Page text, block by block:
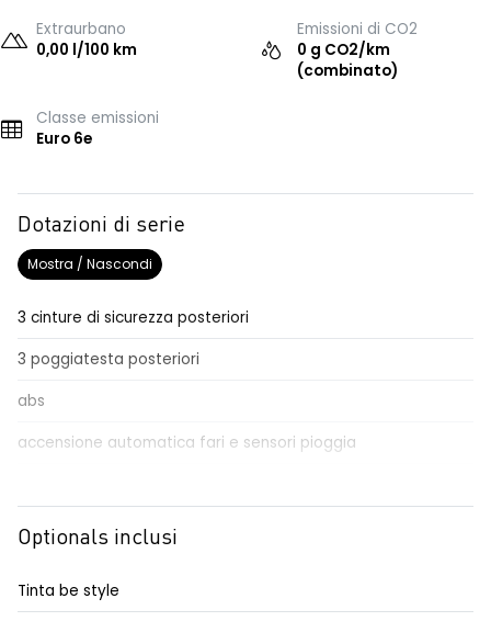
Extraurbano
0,00 l/100 km
Emissioni di CO2
0 g CO2/km
(combinato)
Classe emissioni
Euro 6e
Dotazioni di serie
Mostra / Nascondi
3 cinture di sicurezza posteriori
3 poggiatesta posteriori
abs
accensione automatica fari e sensori pioggia
airbag frontale conducente e passeggero
alzacristalli posteriori elettrici impulsionali
Optionals inclusi
Tinta be style